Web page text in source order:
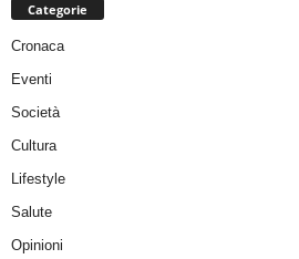
Categorie
Cronaca
Eventi
Società
Cultura
Lifestyle
Salute
Opinioni